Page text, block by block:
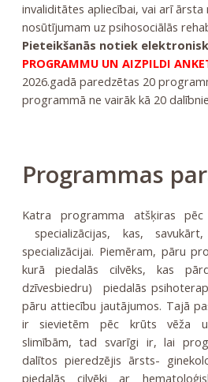
invaliditātes apliecībai, vai arī
nosūtījumam uz psihosociālās
Pieteikšanās notiek
PROGRAMMU UN AIZPILDI
2026.gadā paredzētas 20
programmā ne vairāk kā 20
Programmas
Katra programma atšķiras pēc
specializācijas, kas,
specializācijai. Piemēram, pāru
kurā piedalās cilvēks, kas
dzīvesbiedru) piedalās
pāru attiecību jautājumos. Tajā
ir sievietēm pēc krūts vēža un
slimībām, tad svarīgi ir, lai
dalītos pieredzējis ārsts-
piedalās cilvēki ar